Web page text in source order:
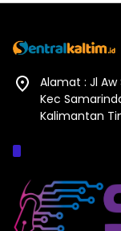
Alamat : Jl Aw
Kec
Kalimantan